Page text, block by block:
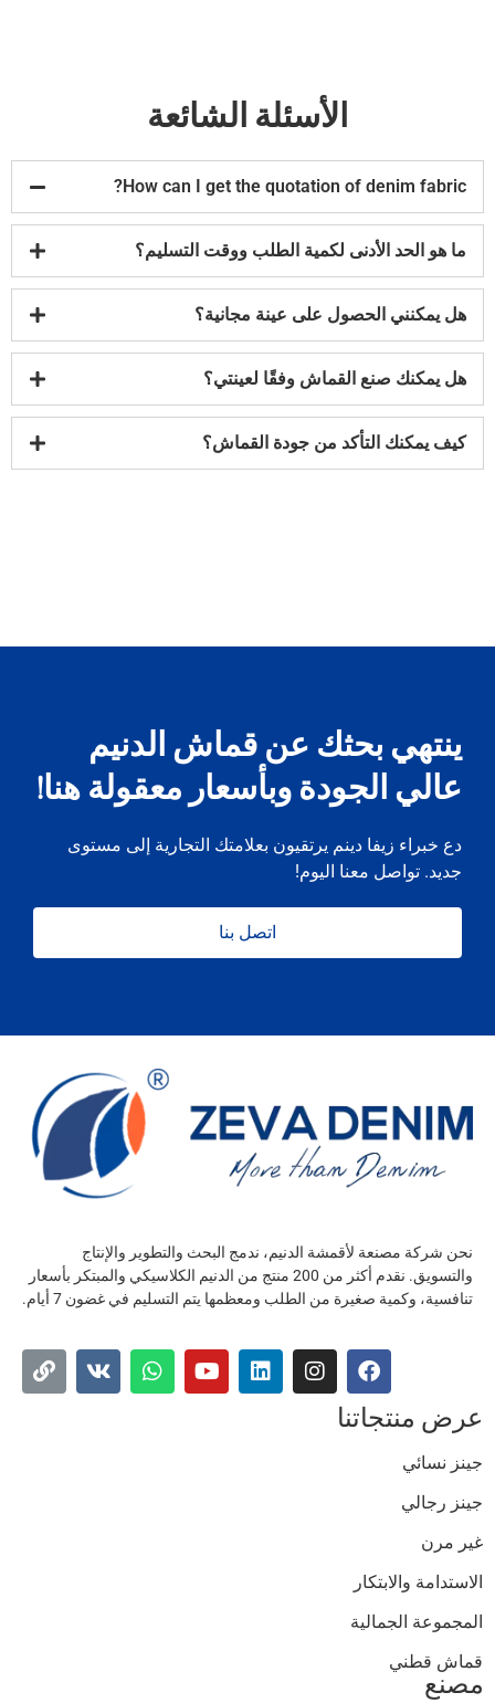
الأسئلة الشائعة
How can I get the quotation of denim fabric?
ما هو الحد الأدنى لكمية الطلب ووقت التسليم؟
هل يمكنني الحصول على عينة مجانية؟
هل يمكنك صنع القماش وفقًا لعينتي؟
كيف يمكنك التأكد من جودة القماش؟
ينتهي بحثك عن قماش الدنيم
عالي الجودة وبأسعار معقولة هنا!
دع خبراء زيفا دينم يرتقيون بعلامتك التجارية إلى مستوى
جديد. تواصل معنا اليوم!
اتصل بنا
نحن شركة مصنعة لأقمشة الدنيم، ندمج البحث والتطوير والإنتاج
والتسويق. نقدم أكثر من 200 منتج من الدنيم الكلاسيكي والمبتكر بأسعار
تنافسية، وكمية صغيرة من الطلب ومعظمها يتم التسليم في غضون 7 أيام.
عرض منتجاتنا
جينز نسائي
جينز رجالي
غير مرن
الاستدامة والابتكار
المجموعة الجمالية
قماش قطني
مصنع